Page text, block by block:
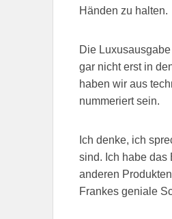
Händen zu halten.
Die
gar nicht erst in
haben wir aus
nummeriert sein.
Ich denke, ich
sind. Ich habe das
anderen
Frankes geniale